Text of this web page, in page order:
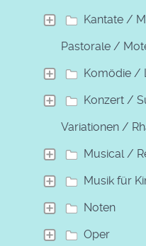
Kantate /
Pastorale /
Komödie /
Konzert /
Variationen /
Musical /
Musik für
Noten
Oper